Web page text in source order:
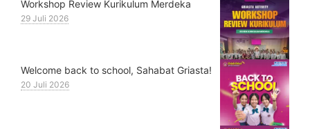
Workshop Review Kurikulum Merdeka
29 Juli 2026
Welcome back to school, Sahabat Griasta!
20 Juli 2026